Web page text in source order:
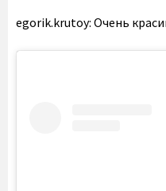
egorik.krutoy: Очень